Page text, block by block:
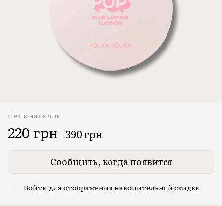
Нет в наличии
220 грн 390 грн
Сообщить, когда появится
Войти для отображения накопительной скидки